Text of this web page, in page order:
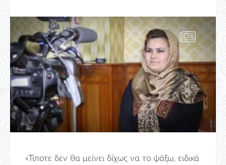
«Τίποτε δεν θα μείνει δίχως να το ψάξω, ειδικά